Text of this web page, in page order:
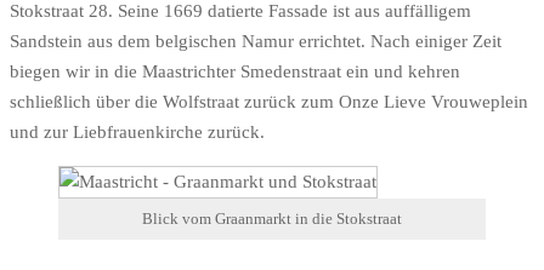
Stokstraat 28. Seine 1669 datierte Fassade ist aus auffälligem
Sandstein aus dem belgischen Namur errichtet. Nach einiger Zeit
biegen wir in die Maastrichter Smedenstraat ein und kehren
schließlich über die Wolfstraat zurück zum Onze Lieve Vrouweplein
und zur Liebfrauenkirche zurück.
Blick vom Graanmarkt in die Stokstraat